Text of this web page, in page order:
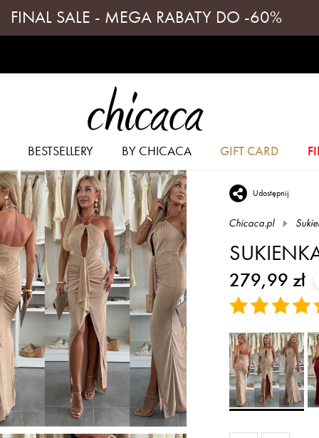
FINAL SALE - MEGA RABATY DO -60%
BESTSELLERY BY CHICACA GIFT CARD
Udostępnij
Chicaca.pl
279,99 zł